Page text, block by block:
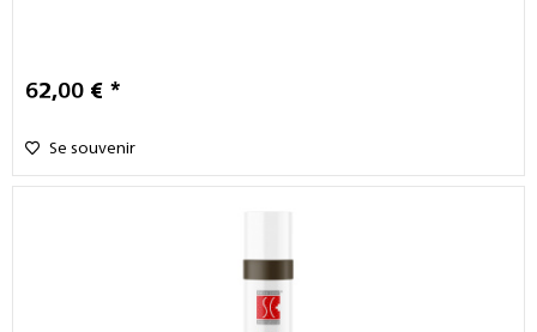
62,00 € *
Se souvenir